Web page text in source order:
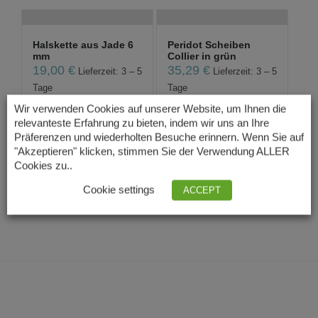
Halskette aus Jade 6
mm
19,00 €
Lieferzeit: 3 – 5
Tage
Peridot Scheiben
Collier in grün
35,29€
Lieferzeit: 3 – 5
Tage
Süßwasserzuchtperlen
Collier mit...
165,00
Wir verwenden Cookies auf unserer Website, um Ihnen die
relevanteste Erfahrung zu bieten, indem wir uns an Ihre
Präferenzen und wiederholten Besuche erinnern. Wenn Sie auf
"Akzeptieren" klicken, stimmen Sie der Verwendung ALLER
Cookies zu..
Cookie settings ACCEPT